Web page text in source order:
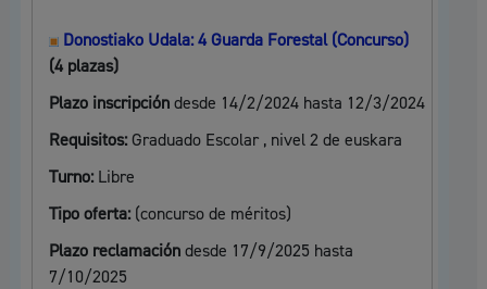
Donostiako Udala: 4 Guarda Forestal (Concurso)
(4 plazas)
Plazo inscripción desde 14/2/2024 hasta 12/3/2024
Requisitos: Graduado Escolar , nivel 2 de euskara
Turno: Libre
Tipo oferta: (concurso de méritos)
Plazo reclamacióndesde 17/9/2025 hasta
7/10/2025